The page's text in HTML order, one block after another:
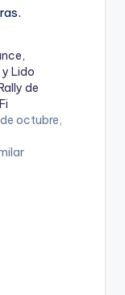
y Lido
de
octubre,